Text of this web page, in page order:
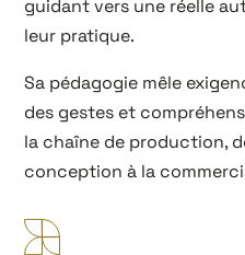
guidant vers une réelle
leur pratique.
Sa pédagogie mêle
des gestes et
la chaîne de production,
conception à la